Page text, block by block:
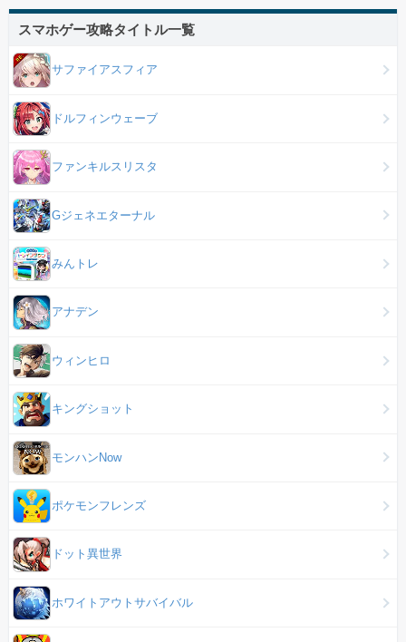
スマホゲー攻略タイトル一覧
サファイアスフィア
ドルフィンウェーブ
ファンキルスリスタ
Gジェネエターナル
みんトレ
アナデン
ウィンヒロ
キングショット
モンハンNow
ポケモンフレンズ
ドット異世界
ホワイトアウトサバイバル